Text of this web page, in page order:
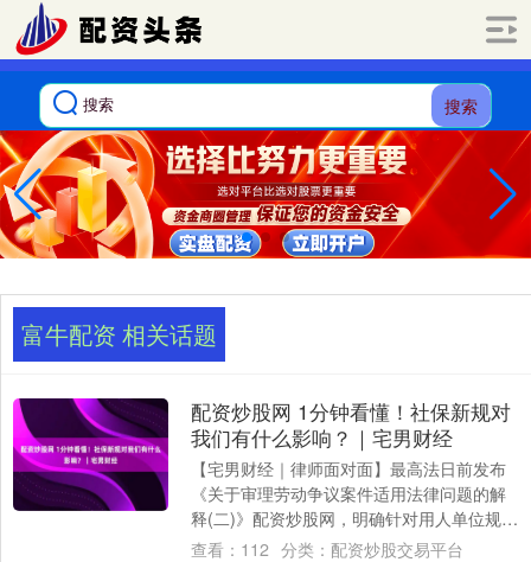
搜索
富牛配资 相关话题
配资炒股网 1分钟看懂！社保新规对
我们有什么影响？｜宅男财经
【宅男财经｜律师面对面】最高法日前发布
《关于审理劳动争议案件适用法律问题的解
释(二)》配资炒股网，明确针对用人单位规避
社保缴纳、劳动者主动放弃社保等问题，无
查看： 112 分类： 配资炒股交易平台